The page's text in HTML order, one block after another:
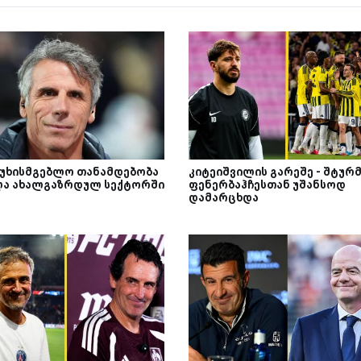
თანამდებობა
ახალგაზრდულ სექტორში
კიტეიშვილის გარეშე -
ფენერბაჰჩესთან უშანსოდ
დამარცხდა